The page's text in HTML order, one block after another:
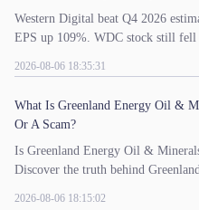
Western Digital beat Q4 2026
EPS up 109%. WDC stock still fell
2026-08-06 18:35:31
What Is Greenland Energy Oil &
Or A Scam?
Is Greenland Energy Oil &
Discover the truth behind
2026-08-06 18:15:02